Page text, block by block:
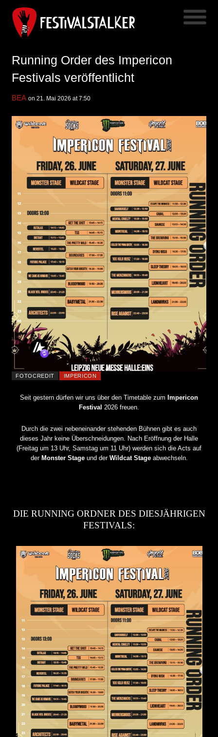
Running Order des Impericon
Festivals veröffentlicht
BEA on 21. Mai 2026 at 7:50
FOTOCREDIT IMPERICON
Seit gestern dürfen wir uns über den Timetable zum Impericon
Festival 2026 freuen.
Durch die zwei nebeneinander stehenden Bühnen gibt es auch
dieses Jahr keine Überschneidungen. Nach Eröffnung der Halle
(Freitag um 13 Uhr, Samstag um 11 Uhr) werden sich die Acts auf
der Monster Stageund der Wildcat Stageabwechseln.
DIE RUNNING ORDNER DES DIESJÄHRIGEN
FESTIVALS: